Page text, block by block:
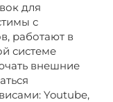
для
с
работают в
системе
внешние
Youtube,